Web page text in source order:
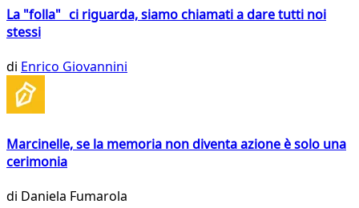
La "folla" ci riguarda, siamo chiamati a dare tutti noi
stessi
di Enrico Giovannini
Marcinelle, se la memoria non diventa azione è solo una
cerimonia
di Daniela Fumarola